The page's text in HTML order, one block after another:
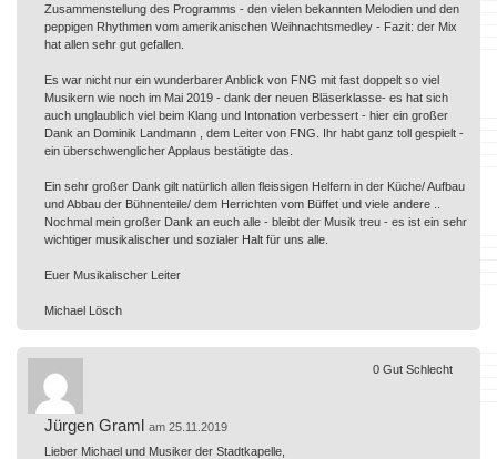
Zusammenstellung des Programms - den vielen bekannten Melodien und den
peppigen Rhythmen vom amerikanischen Weihnachtsmedley - Fazit: der Mix
hat allen sehr gut gefallen.
Es war nicht nur ein wunderbarer Anblick von FNG mit fast doppelt so viel
Musikern wie noch im Mai 2019 - dank der neuen Bläserklasse- es hat sich
auch unglaublich viel beim Klang und Intonation verbessert - hier ein großer
Dank an Dominik Landmann , dem Leiter von FNG. Ihr habt ganz toll gespielt -
ein überschwenglicher Applaus bestätigte das.
Ein sehr großer Dank gilt natürlich allen fleissigen Helfern in der Küche/ Aufbau
und Abbau der Bühnenteile/ dem Herrichten vom Büffet und viele andere ..
Nochmal mein großer Dank an euch alle - bleibt der Musik treu - es ist ein sehr
wichtiger musikalischer und sozialer Halt für uns alle.
Euer Musikalischer Leiter
Michael Lösch
Jürgen Graml am 25.11.2019
Lieber Michael und Musiker der Stadtkapelle,
0 Gut Schlecht